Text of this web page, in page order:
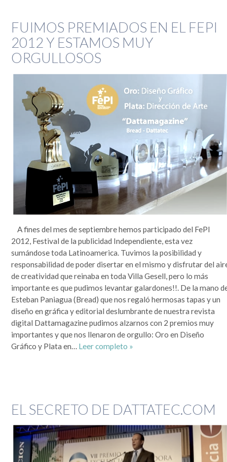
FUIMOS PREMIADOS EN EL FEPI
2012 Y ESTAMOS MUY
ORGULLOSOS
A fines del mes de septiembre hemos participado del FePI
2012, Festival de la publicidad Independiente, esta vez
sumándose toda Latinoamerica. Tuvimos la posibilidad y
responsabilidad de poder disertar en el mismo y disfrutar del
de creatividad que reinaba en toda Villa Gesell, pero lo más
importante es que pudimos levantar galardones!!. De la mano
Esteban Paniagua (Bread) que nos regaló hermosas tapas y un
diseño en gráfica y editorial deslumbrante de nuestra revista
digital Dattamagazine pudimos alzarnos con 2 premios muy
importantes y que nos llenaron de orgullo: Oro en Diseño
Gráfico y Plata en… Leer completo »
EL SECRETO DE DATTATEC.COM